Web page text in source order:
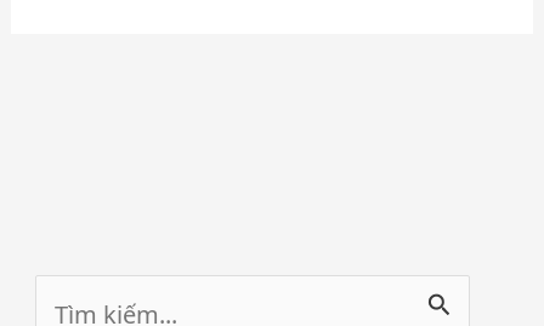
Tìm